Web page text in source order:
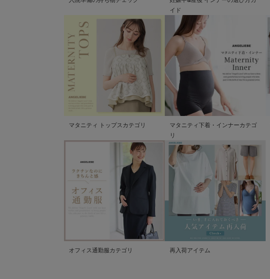
イド
マタニティ トップスカテゴリ
マタニティ下着・インナーカテゴ
リ
オフィス通勤服カテゴリ 再入荷アイテム